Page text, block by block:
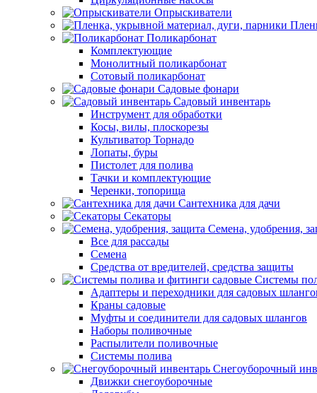
Опрыскиватели
Поликарбонат
Комплектующие
Монолитный поликарбонат
Сотовый поликарбонат
Садовые фонари
Садовый инвентарь
Инструмент для обработки
Косы, вилы, плоскорезы
Культиватор Торнадо
Лопаты, буры
Пистолет для полива
Тачки и комплектующие
Черенки, топорища
Сантехника для дачи
Секаторы
Семена, удобрения,
Все для рассады
Семена
Средства от вредителей, средства защиты
Системы
Адаптеры и переходники для садовых
Краны садовые
Муфты и соединители для садовых шлангов
Наборы поливочные
Распылители поливочные
Системы полива
Снегоуборочный
Движки снегоуборочные